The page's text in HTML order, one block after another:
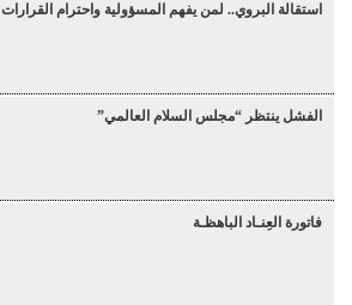
استقالة البروي.. لمن يفهم المسؤولية واحترام القرارات
الفشل ينتظر “مجلس السلام العالمي”
فاتورة العِنـاد الباهظـة